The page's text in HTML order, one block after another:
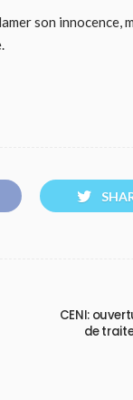
son innocence,
CENI:
de